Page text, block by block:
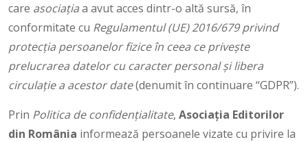
care asociaţiaa avut acces dintr-o altă sursă, în
conformitate cu Regulamentul (UE) 2016/679 privind
protecția persoanelor fizice în ceea ce privește
prelucrarea datelor cu caracter personal și libera
circulație a acestor date(denumit în continuare “GDPR”).
Prin Politica de confidențialitate, Asociaţia Editorilor
din România informează persoanele vizate cu privire la